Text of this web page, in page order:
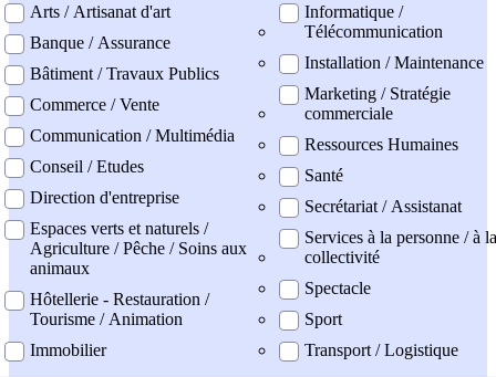
Arts / Artisanat d'art
Banque / Assurance
Bâtiment / Travaux Publics
Commerce / Vente
Communication / Multimédia
Conseil / Etudes
Direction d'entreprise
Espaces verts et naturels /
Agriculture / Pêche / Soins aux
animaux
Hôtellerie - Restauration /
Tourisme / Animation
Immobilier
Informatique /
Télécommunication
Installation / Maintenance
Marketing / Stratégie
commerciale
Ressources Humaines
Santé
Secrétariat / Assistanat
Services à la personne / à la
collectivité
Spectacle
Sport
Transport / Logistique